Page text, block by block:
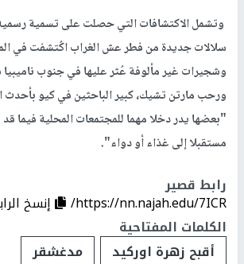
وتشمل الاكتشافات التي حصلت على تسمية
سلالات جديدة من فطر عش الغراب اكُتشفت في
وشجيرات غير مألوفة عُثر عليها في جنوب ناميبيا في
ورحب مارتن تشيك، كبير الباحثين في كيو بأحدث
"بعضها يدر دخلا مهما للمجتمعات المحلية فيما
مستقبلا إلى غذاء أو دواء".
رابط قصير
https://nn.najah.edu/7ICR/
إنسخ
الكلمات المفتاحية
أقبح زهرة اوركيد
مدغشقر